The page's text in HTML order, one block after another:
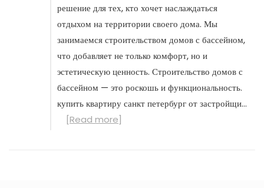
решение для тех, кто хочет наслаждаться
отдыхом на территории своего дома. Мы
занимаемся строительством домов с бассейном,
что добавляет не только комфорт, но и
эстетическую ценность. Строительство домов с
бассейном — это роскошь и функциональность.
купить квартиру санкт петербург от застройщи…
[Read more]